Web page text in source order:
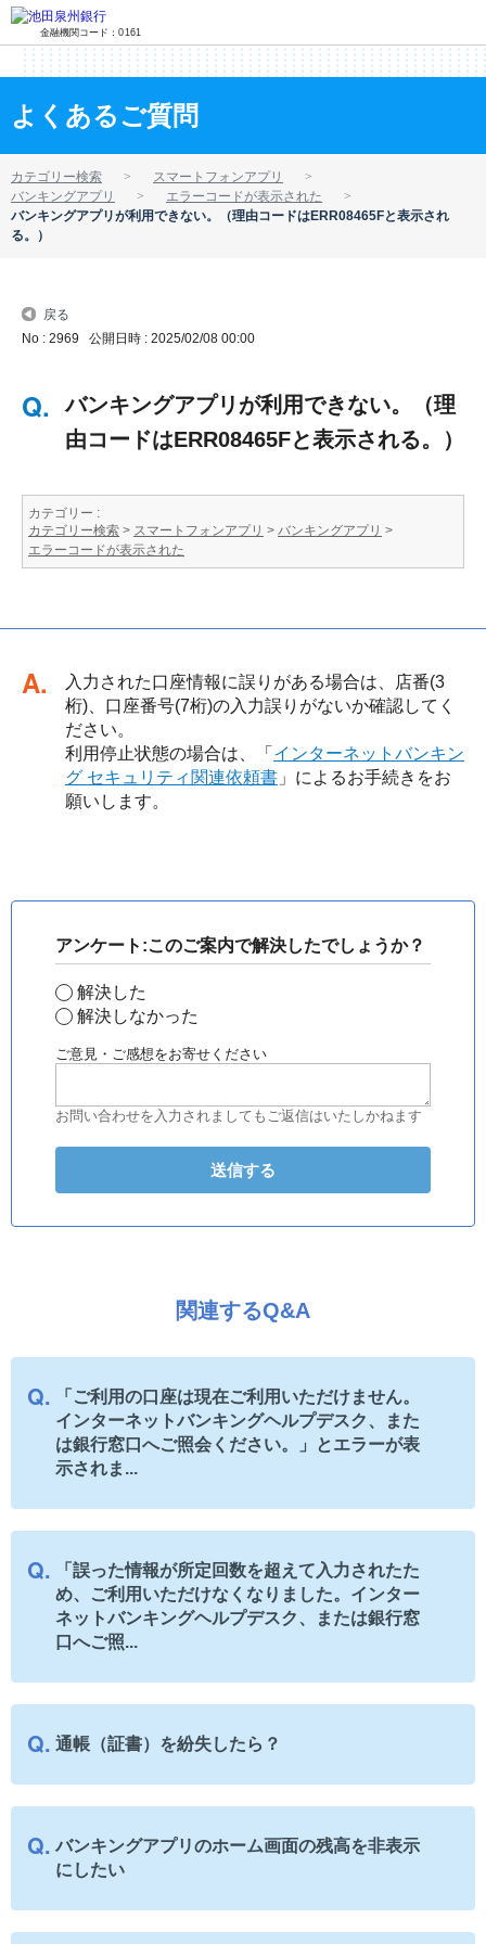
金融機関コード：0161
よくあるご質問
カテゴリー検索
スマートフォンアプリ
バンキングアプリ
エラーコードが表示された
バンキングアプリが利用できない。（理由コードはERR08465Fと表示され
る。）
戻る
No : 2969 公開日時 : 2025/02/08 00:00
バンキングアプリが利用できない。（理
由コードはERR08465Fと表示される。）
カテゴリー :
カテゴリー検索 > スマートフォンアプリ > バンキングアプリ >
エラーコードが表示された
回答
入力された口座情報に誤りがある場合は、店番(3
桁)、口座番号(7桁)の入力誤りがないか確認してく
ださい。
利用停止状態の場合は、「 インターネットバンキン
グ セキュリティ関連依頼書 」によるお手続きをお
願いします。
アンケート:このご案内で解決したでしょうか？
解決した
解決しなかった
ご意見・ご感想をお寄せください
お問い合わせを入力されましてもご返信はいたしかねます
関連するQ&A
「ご利用の口座は現在ご利用いただけません。
インターネットバンキングヘルプデスク、また
は銀行窓口へご照会ください。」とエラーが表
示されま...
「誤った情報が所定回数を超えて入力されたた
め、ご利用いただけなくなりました。インター
ネットバンキングヘルプデスク、または銀行窓
口へご照...
通帳（証書）を紛失したら？
バンキングアプリのホーム画面の残高を非表示
にしたい